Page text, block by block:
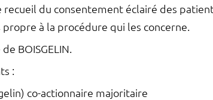
du consentement éclairé des
à la procédure qui les concerne.
BOISGELIN.
:
co-actionnaire majoritaire